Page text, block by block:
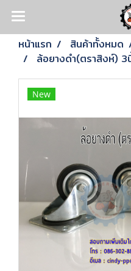
หน้าแรก สินค้าทั้งหมด
ล้อยางดำ(ตราสิงห์) 3
New